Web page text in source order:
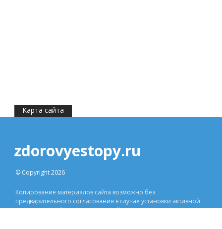
Карта сайта
zdorovyestopy.ru
© Copyright 2026
Копирование материалов сайта возможно без
предварительного согласования в случае установки активной
индексируемой ссылки на наш сайт.